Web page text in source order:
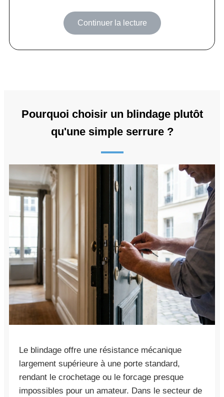
Continuer la lecture
Pourquoi choisir un blindage plutôt
qu'une simple serrure ?
Le blindage offre une résistance mécanique
largement supérieure à une porte standard,
rendant le crochetage ou le forcage presque
impossibles pour un amateur. Dans le secteur de